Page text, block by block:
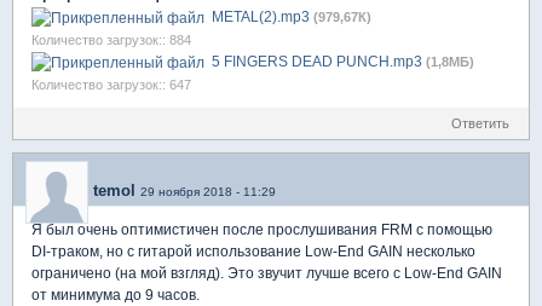
METAL(2).mp3 (979,67К)
Количество загрузок:: 884
5 FINGERS DEAD PUNCH.mp3 (1,8МБ)
Количество загрузок:: 647
Ответить
temol 29 ноября 2018 - 11:29
Я был очень оптимистичен после прослушивания FRM с помощью
DI-траком, но с гитарой использование Low-End GAIN несколько
ограничено (на мой взгляд). Это звучит лучше всего с Low-End GAIN
от минимума до 9 часов.